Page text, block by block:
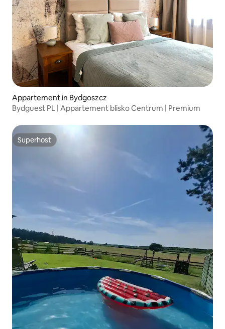
Appartement in Bydgoszcz
Bydguest PL | Appartement blisko Centrum | Premium
Superhost
Superhost